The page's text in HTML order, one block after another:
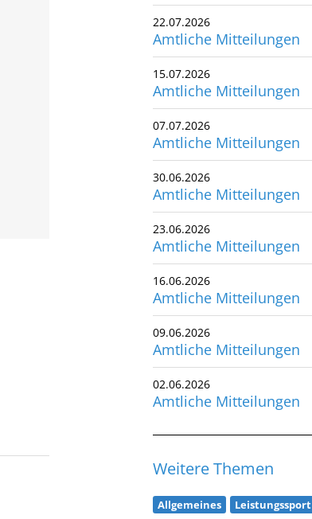
22.07.2026
Amtliche Mitteilungen
15.07.2026
Amtliche Mitteilungen
07.07.2026
Amtliche Mitteilungen
30.06.2026
Amtliche Mitteilungen
23.06.2026
Amtliche Mitteilungen
16.06.2026
Amtliche Mitteilungen
09.06.2026
Amtliche Mitteilungen
02.06.2026
Amtliche Mitteilungen
Weitere Themen
Allgemeines
Leistungssport
Deutscher Schwimm-Verband e.V.
Korbacher Straße 93
D-34132 Kassel
Fax: +49 561 94083-15
info@dsv.de